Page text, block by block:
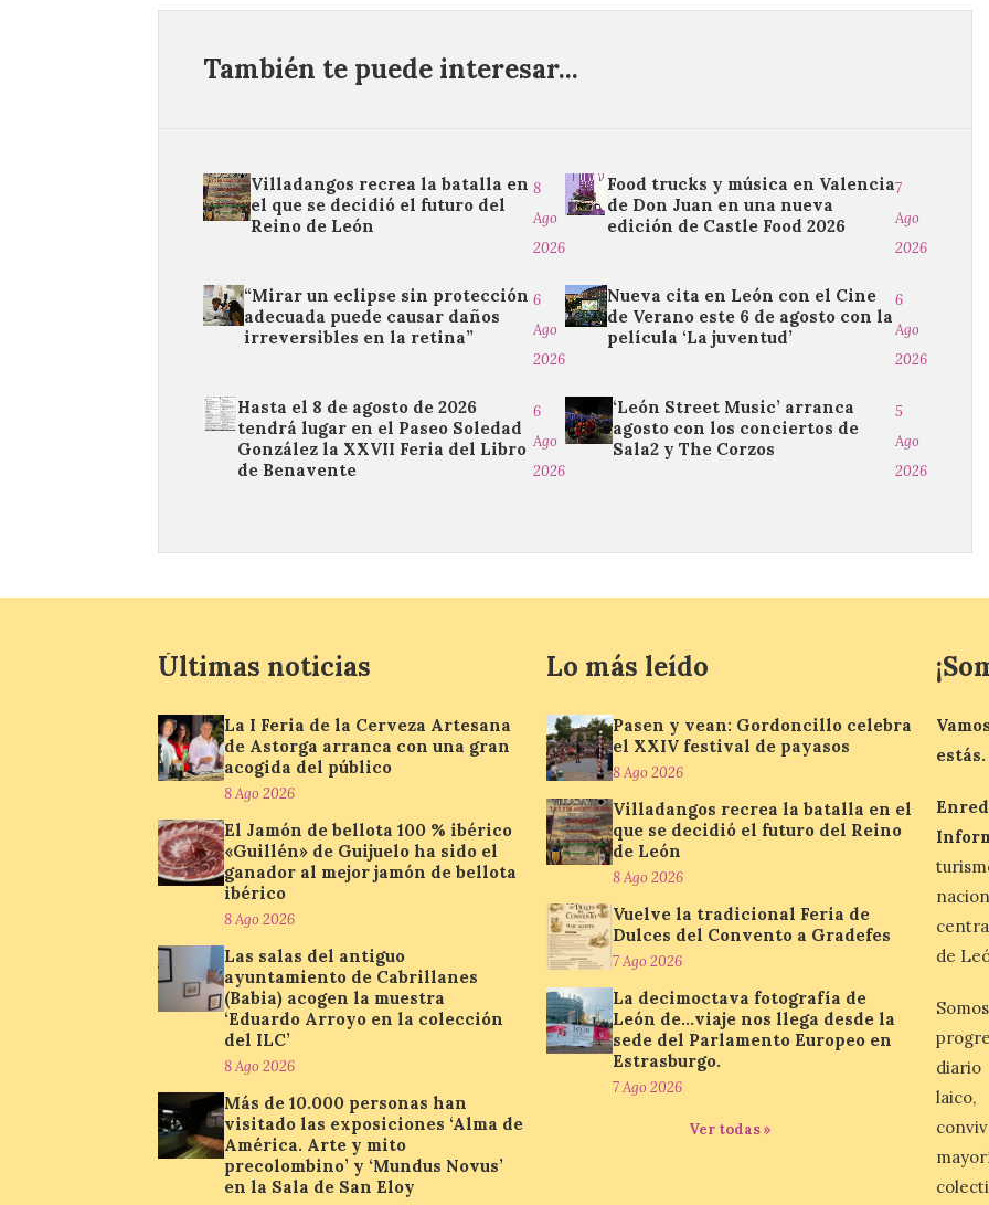
También te puede interesar...
Villadangos recrea la batalla en
el que se decidió el futuro del
Reino de León
8
Ago
2026
Food trucks y música en Valencia
de Don Juan en una nueva
edición de Castle Food 2026
7
Ago
2026
“Mirar un eclipse sin protección
adecuada puede causar daños
irreversibles en la retina”
6
Ago
2026
Nueva cita en León con el Cine
de Verano este 6 de agosto con la
película ‘La juventud’
6
Ago
2026
Hasta el 8 de agosto de 2026
tendrá lugar en el Paseo Soledad
González la XXVII Feria del Libro
de Benavente
6
Ago
2026
‘León Street Music’ arranca
agosto con los conciertos de
Sala2 y The Corzos
5
Ago
2026
Últimas noticias
La I Feria de la Cerveza Artesana
de Astorga arranca con una gran
acogida del público
8 Ago 2026
El Jamón de bellota 100 % ibérico
«Guillén» de Guijuelo ha sido el
ganador al mejor jamón de bellota
ibérico
8 Ago 2026
Las salas del antiguo
ayuntamiento de Cabrillanes
(Babia) acogen la muestra
‘Eduardo Arroyo en la colección
del ILC’
8 Ago 2026
Más de 10.000 personas han
visitado las exposiciones ‘Alma de
América. Arte y mito
precolombino’ y ‘Mundus Novus’
en la Sala de San Eloy
Lo más leído
Pasen y vean: Gordoncillo celebra
el XXIV festival de payasos
8 Ago 2026
Villadangos recrea la batalla en el
que se decidió el futuro del Reino
de León
8 Ago 2026
Vuelve la tradicional Feria de
Dulces del Convento a Gradefes
7 Ago 2026
La decimoctava fotografía de
León de…viaje nos llega desde la
sede del Parlamento Europeo en
Estrasburgo.
7 Ago 2026
Ver todas »
estás.
de
diario